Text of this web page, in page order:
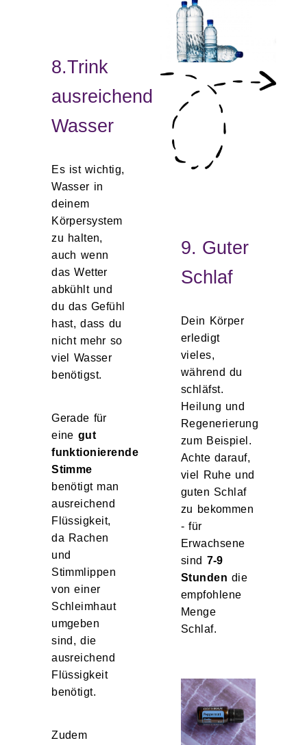
8.Trink
ausreichend
Wasser
Es ist wichtig,
Wasser in
deinem
Körpersystem
zu halten,
auch wenn
das Wetter
abkühlt und
du das Gefühl
hast, dass du
nicht mehr so
viel Wasser
benötigst.
Gerade für
eine gut
funktionierende
Stimme
benötigt man
ausreichend
Flüssigkeit,
da Rachen
und
Stimmlippen
von einer
Schleimhaut
umgeben
sind, die
ausreichend
Flüssigkeit
benötigt.
Zudem
9. Guter
Schlaf
Dein Körper
erledigt
vieles,
während du
schläfst.
Heilung und
Regenerierung
zum Beispiel.
Achte darauf,
viel Ruhe und
guten Schlaf
zu bekommen
- für
Erwachsene
sind 7-9
Stunden die
empfohlene
Menge
Schlaf.